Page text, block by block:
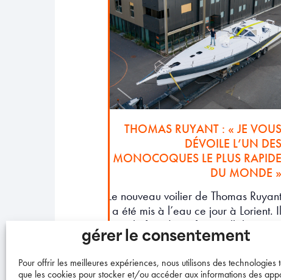
gérer le consentement
Pour offrir les meilleures expériences, nous utilisons des technologies
que les cookies pour stocker et/ou accéder aux informations des
THOMAS RUYANT : « JE VOUS
DÉVOILE L’UN DES
MONOCOQUES LE PLUS RAPIDE
DU MONDE »
Le nouveau voilier de Thomas Ruyant
a été mis à l’eau ce jour à Lorient. Il
est le fruit d’une forte collaboration
entre les équipes de l’architecte